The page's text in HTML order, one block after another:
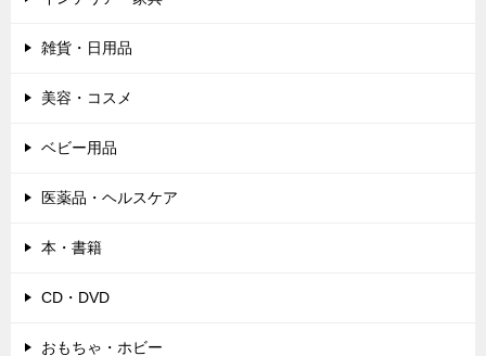
雑貨・日用品
美容・コスメ
ベビー用品
医薬品・ヘルスケア
本・書籍
CD・DVD
おもちゃ・ホビー